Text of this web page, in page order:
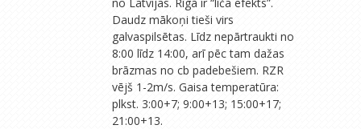
Daudz mākoņi tieši virs
galvaspilsētas. Līdz nepārtraukti no
8:00 līdz 14:00, arī pēc tam dažas
brāzmas no cb padebešiem. RZR
vējš 1-2m/s. Gaisa temperatūra:
plkst. 3:00+7; 9:00+13; 15:00+17;
21:00+13.